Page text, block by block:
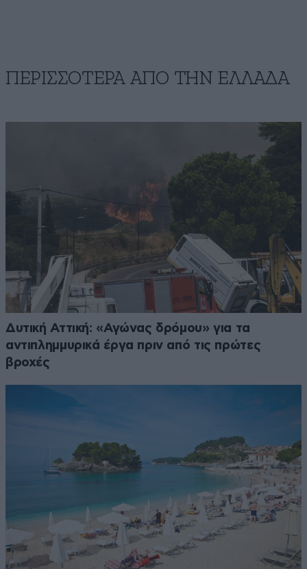
ΠΕΡΙΣΣΟΤΕΡΑ ΑΠΟ ΤΗΝ ΕΛΛΑΔΑ
Δυτική Αττική: «Αγώνας δρόμου» για τα
αντιπλημμυρικά έργα πριν από τις πρώτες
βροχές